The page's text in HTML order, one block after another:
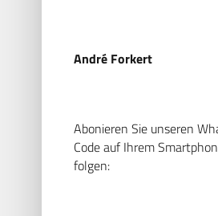
André Forkert
Abonieren Sie unseren
Code auf Ihrem
folgen: